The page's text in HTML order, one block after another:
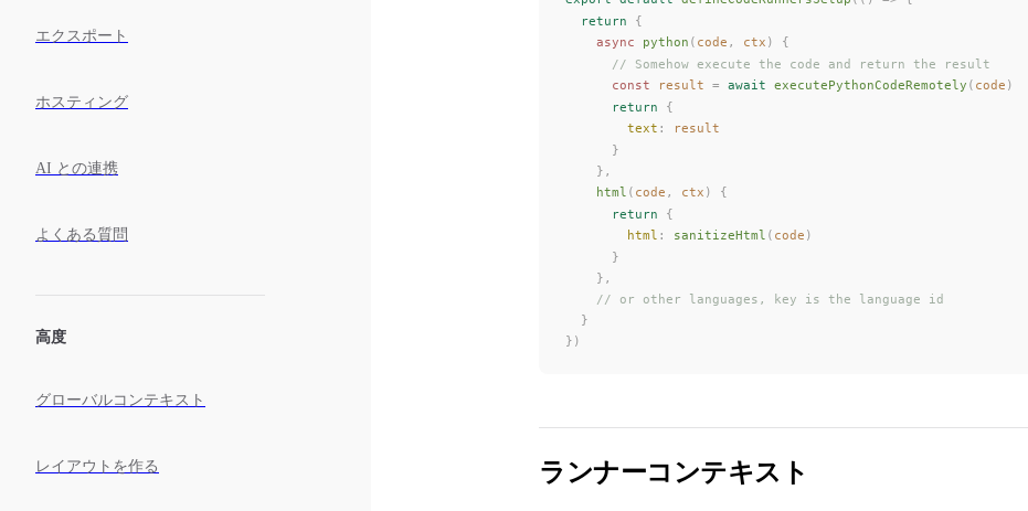
エクスポート
ホスティング
AI との連携
よくある質問
高度
グローバルコンテキスト
レイアウトを作る
  return
{
    async
python ( code , ctx ) {
      // Somehow execute the code and return the result
      const
result = await executePythonCodeRemotely ( code )
      return
{
text :
result
      }
    },
html ( code , ctx ) {
      return
{
html : sanitizeHtml ( code )
      }
    },
    // or other languages, key is the language id
  }
})
ランナーコンテキスト